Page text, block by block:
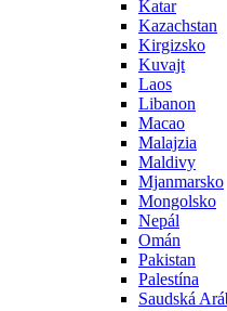
Katar
Kazachstan
Kirgizsko
Kuvajt
Laos
Libanon
Macao
Malajzia
Maldivy
Mjanmarsko
Mongolsko
Nepál
Omán
Pakistan
Palestína
Saudská